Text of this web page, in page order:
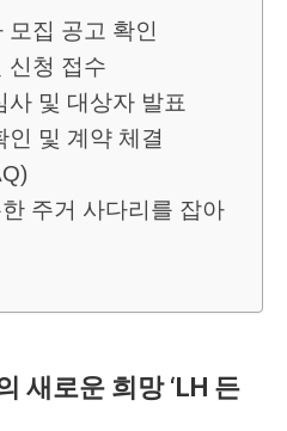
모집 공고 확인
신청 접수
사 및 대상자 발표
인 및 계약 체결
주거 사다리를 잡아
새로운 희망 ‘LH 든